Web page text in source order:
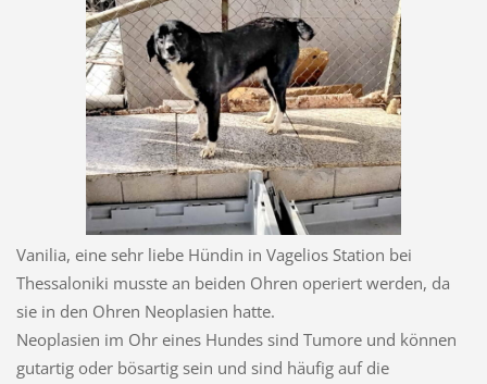
Vanilia, eine sehr liebe Hündin in Vagelios Station bei
Thessaloniki musste an beiden Ohren operiert werden, da
sie in den Ohren Neoplasien hatte.
Neoplasien im Ohr eines Hundes sind Tumore und können
gutartig oder bösartig sein und sind häufig auf die